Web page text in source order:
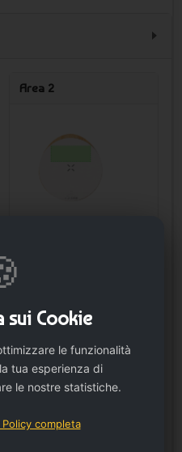
Area 2
sui Cookie
le funzionalità
tua esperienza di
le nostre statistiche.
completa